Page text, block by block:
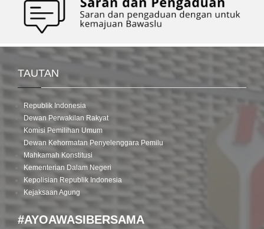
TAUTAN
Republik Indonesia
Dewan Perwakilan Rakyat
Komisi Pemilihan Umum
Dewan Kehormatan Penyelenggara Pemilu
Mahkamah Konstitusi
Kementerian Dalam Negeri
Kepolisian Republik Indonesia
Kejaksaan Agung
#AYOAWASIBERSAMA